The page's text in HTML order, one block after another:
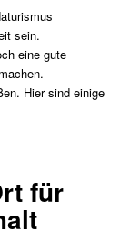
sein.
eine gute
Hier sind einige
für